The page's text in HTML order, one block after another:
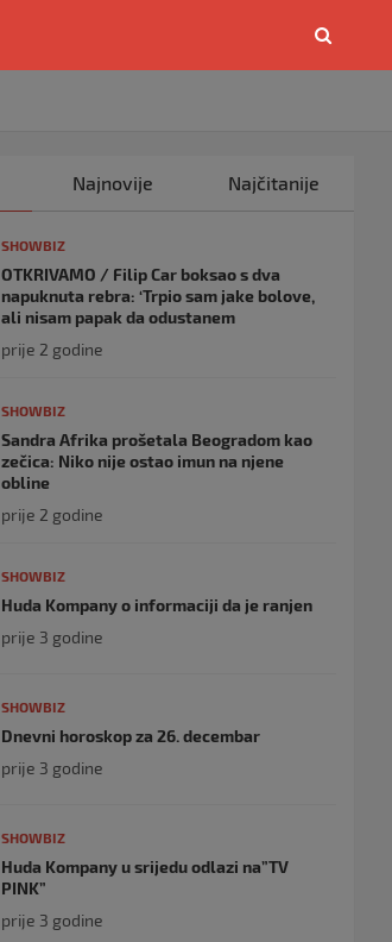
Najnovije Najčitanije
SHOWBIZ
OTKRIVAMO / Filip Car boksao s dva
napuknuta rebra: ‘Trpio sam jake bolove,
ali nisam papak da odustanem
prije 2 godine
SHOWBIZ
Sandra Afrika prošetala Beogradom kao
zečica: Niko nije ostao imun na njene
obline
prije 2 godine
SHOWBIZ
Huda Kompany o informaciji da je ranjen
prije 3 godine
SHOWBIZ
Dnevni horoskop za 26. decembar
prije 3 godine
SHOWBIZ
Huda Kompany u srijedu odlazi na”TV
PINK”
prije 3 godine